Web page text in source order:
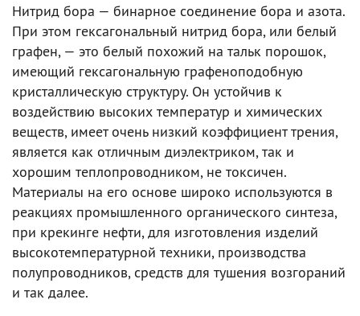
Нитрид бора — бинарное соединение бора и азота.
При этом гексагональный нитрид бора, или белый
графен, — это белый похожий на тальк порошок,
имеющий гексагональную графеноподобную
кристаллическую структуру. Он устойчив к
воздействию высоких температур и химических
веществ, имеет очень низкий коэффициент трения,
является как отличным диэлектриком, так и
хорошим теплопроводником, не токсичен.
Материалы на его основе широко используются в
реакциях промышленного органического синтеза,
при крекинге нефти, для изготовления изделий
высокотемпературной техники, производства
полупроводников, средств для тушения возгораний
и так далее.